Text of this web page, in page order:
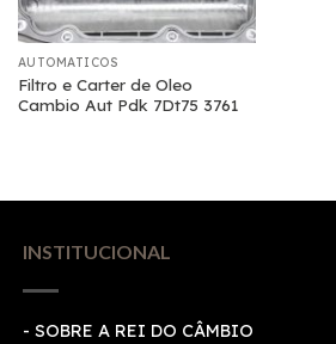
AUTOMATICOS
Filtro e Carter de Oleo
Cambio Aut Pdk 7Dt75 3761
INSTITUCIONAL
- SOBRE A REI DO CÂMBIO